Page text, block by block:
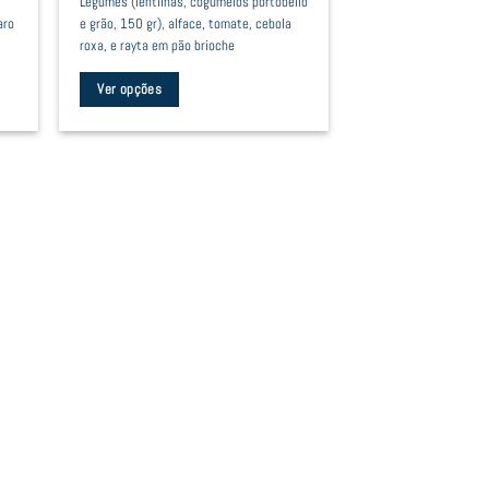
e grão, 150 gr), alface, tomate, cebola
roxa, e rayta em pão brioche
Ver opções